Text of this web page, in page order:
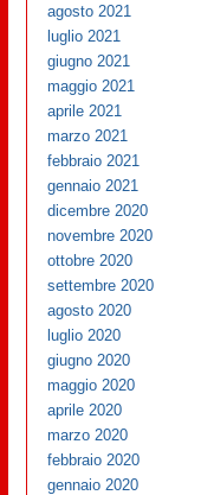
agosto 2021
luglio 2021
giugno 2021
maggio 2021
aprile 2021
marzo 2021
febbraio 2021
gennaio 2021
dicembre 2020
novembre 2020
ottobre 2020
settembre 2020
agosto 2020
luglio 2020
giugno 2020
maggio 2020
aprile 2020
marzo 2020
febbraio 2020
gennaio 2020